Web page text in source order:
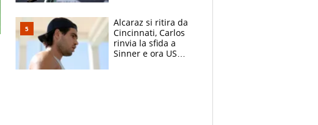
Alcaraz si ritira da
Cincinnati, Carlos
rinvia la sfida a
Sinner e ora US